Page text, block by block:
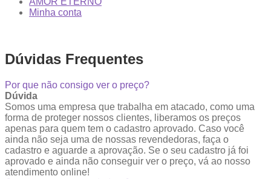
Minha conta
Dúvidas Frequentes
Por que não consigo ver o preço?
Dúvida
Somos uma empresa que trabalha em atacado, como uma
forma de proteger nossos clientes, liberamos os preços
apenas para quem tem o cadastro aprovado. Caso você
ainda não seja uma de nossas revendedoras, faça o
cadastro e aguarde a aprovação. Se o seu cadastro já foi
aprovado e ainda não conseguir ver o preço, vá ao nosso
atendimento online!